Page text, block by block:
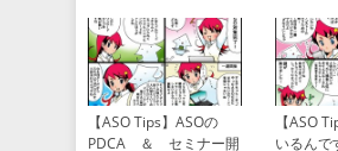
【ASO Tips】ASOの
PDCA ＆ セミナー開
【ASO
いるんで